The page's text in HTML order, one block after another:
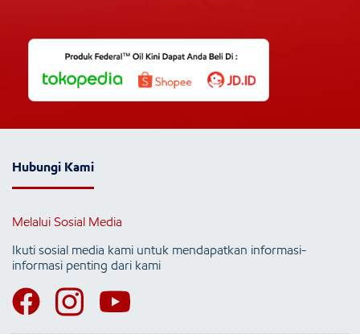
Hubungi Kami
Melalui Sosial Media
Ikuti sosial media kami untuk mendapatkan informasi-
informasi penting dari kami